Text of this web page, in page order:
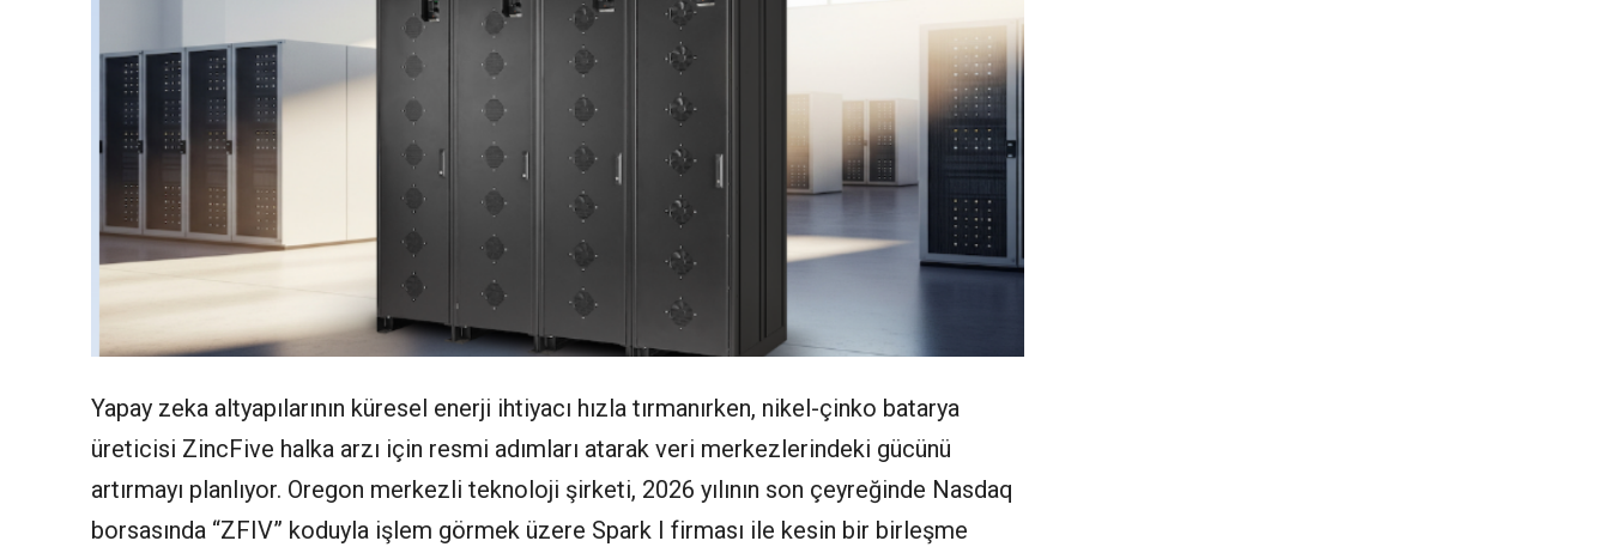
Yapay zeka altyapılarının küresel enerji ihtiyacı hızla tırmanırken, nikel-çinko batarya
üreticisi ZincFive halka arzı için resmi adımları atarak veri merkezlerindeki gücünü
artırmayı planlıyor. Oregon merkezli teknoloji şirketi, 2026 yılının son çeyreğinde Nasdaq
borsasında “ZFIV” koduyla işlem görmek üzere Spark I firması ile kesin bir birleşme